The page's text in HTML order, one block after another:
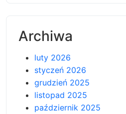
Archiwa
luty 2026
styczeń 2026
grudzień 2025
listopad 2025
październik 2025